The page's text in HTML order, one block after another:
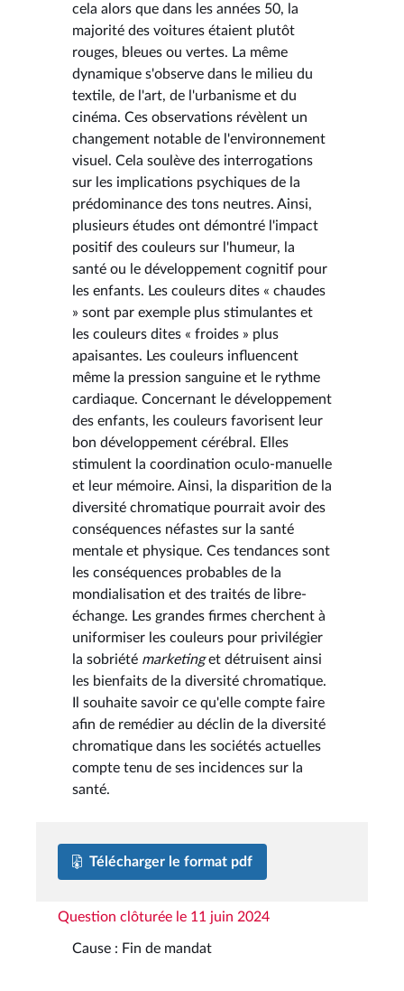
cela alors que dans les années 50, la
majorité des voitures étaient plutôt
rouges, bleues ou vertes. La même
dynamique s'observe dans le milieu du
textile, de l'art, de l'urbanisme et du
cinéma. Ces observations révèlent un
changement notable de l'environnement
visuel. Cela soulève des interrogations
sur les implications psychiques de la
prédominance des tons neutres. Ainsi,
plusieurs études ont démontré l'impact
positif des couleurs sur l'humeur, la
santé ou le développement cognitif pour
les enfants. Les couleurs dites « chaudes
» sont par exemple plus stimulantes et
les couleurs dites « froides » plus
apaisantes. Les couleurs influencent
même la pression sanguine et le rythme
cardiaque. Concernant le développement
des enfants, les couleurs favorisent leur
bon développement cérébral. Elles
stimulent la coordination oculo-manuelle
et leur mémoire. Ainsi, la disparition de la
diversité chromatique pourrait avoir des
conséquences néfastes sur la santé
mentale et physique. Ces tendances sont
les conséquences probables de la
mondialisation et des traités de libre-
échange. Les grandes firmes cherchent à
uniformiser les couleurs pour privilégier
la sobriété marketinget détruisent ainsi
les bienfaits de la diversité chromatique.
Il souhaite savoir ce qu'elle compte faire
afin de remédier au déclin de la diversité
chromatique dans les sociétés actuelles
compte tenu de ses incidences sur la
santé.
Télécharger le format pdf
Question clôturée le 11 juin 2024
Cause : Fin de mandat